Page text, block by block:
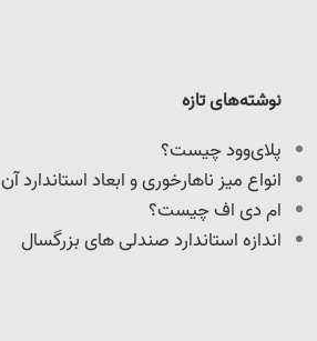
نوشته‌های تازه
پلای‌وود چیست؟
انواع میز ناهارخوری و ابعاد استاندارد آن
ام دی اف چیست؟
اندازه استاندارد صندلی های بزرگسال